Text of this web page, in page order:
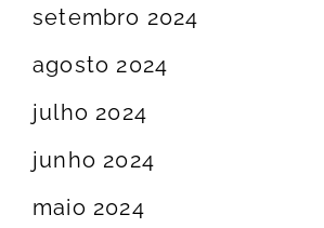
setembro 2024
agosto 2024
julho 2024
junho 2024
maio 2024